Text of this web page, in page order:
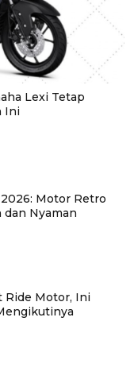
Lexi Tetap
Ini
Motor Retro
Nyaman
Ride Motor, Ini